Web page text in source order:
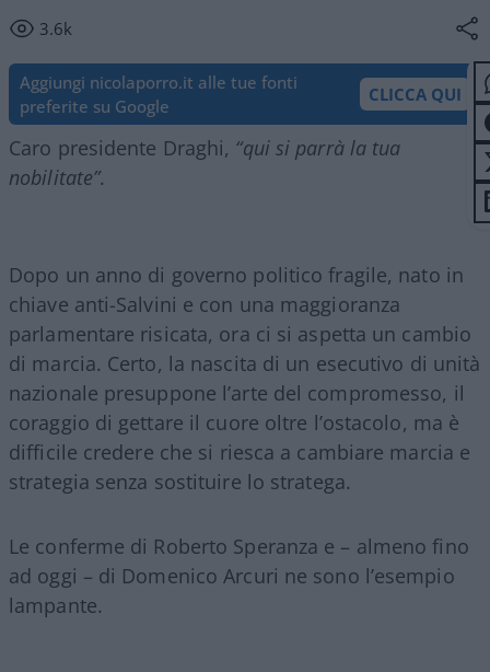
3.6k
Aggiungi nicolaporro.it alle tue fonti
preferite su Google
CLICCA QUI
Caro presidente Draghi, “qui si parrà la tua
nobilitate”.
Dopo un anno di governo politico fragile, nato in
chiave anti-Salvini e con una maggioranza
parlamentare risicata, ora ci si aspetta un cambio
di marcia. Certo, la nascita di un esecutivo di unità
nazionale presuppone l’arte del compromesso, il
coraggio di gettare il cuore oltre l’ostacolo, ma è
difficile credere che si riesca a cambiare marcia e
strategia senza sostituire lo stratega.
Le conferme di Roberto Speranza e – almeno fino
ad oggi – di Domenico Arcuri ne sono l’esempio
lampante.